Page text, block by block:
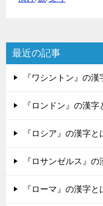
最近の記事
『ワシントン』の
『ロンドン』の漢
『ロシア』の漢字
『ロサンゼルス』
『ローマ』の漢字